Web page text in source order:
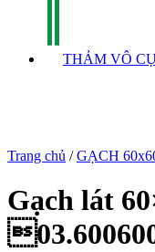
THẢM VÔ
Trang chủ / GẠCH
Gạch lát